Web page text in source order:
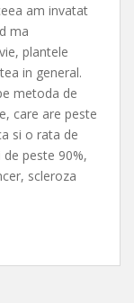
am invatat
ma
plantele
in general.
metoda de
care are peste
si o rata de
peste 90%,
scleroza